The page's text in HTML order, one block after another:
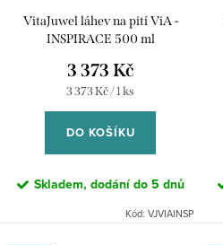
VitaJuwel láhev na pití ViA -
INSPIRACE 500 ml
3 373 Kč
Měrná
cena:
3 373 Kč / 1 ks
DO KOŠÍKU
Skladem, dodání do 5 dnů
Kód: VJVIAINSP